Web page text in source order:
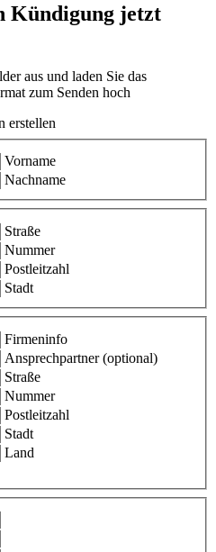
Kündigung jetzt
aus und laden Sie das
zum Senden hoch
erstellen
Vorname
Nachname
Straße
Nummer
Postleitzahl
Stadt
Firmeninfo
Ansprechpartner (optional)
Straße
Nummer
Postleitzahl
Stadt
Land